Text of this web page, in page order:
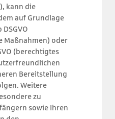
kann die
auf Grundlage
Maßnahmen) oder
(berechtigtes
Bereitstellung
Weitere
zu
sowie Ihren